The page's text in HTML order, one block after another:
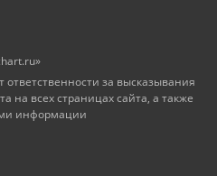
за высказывания
на всех страницах сайта, а также
информации